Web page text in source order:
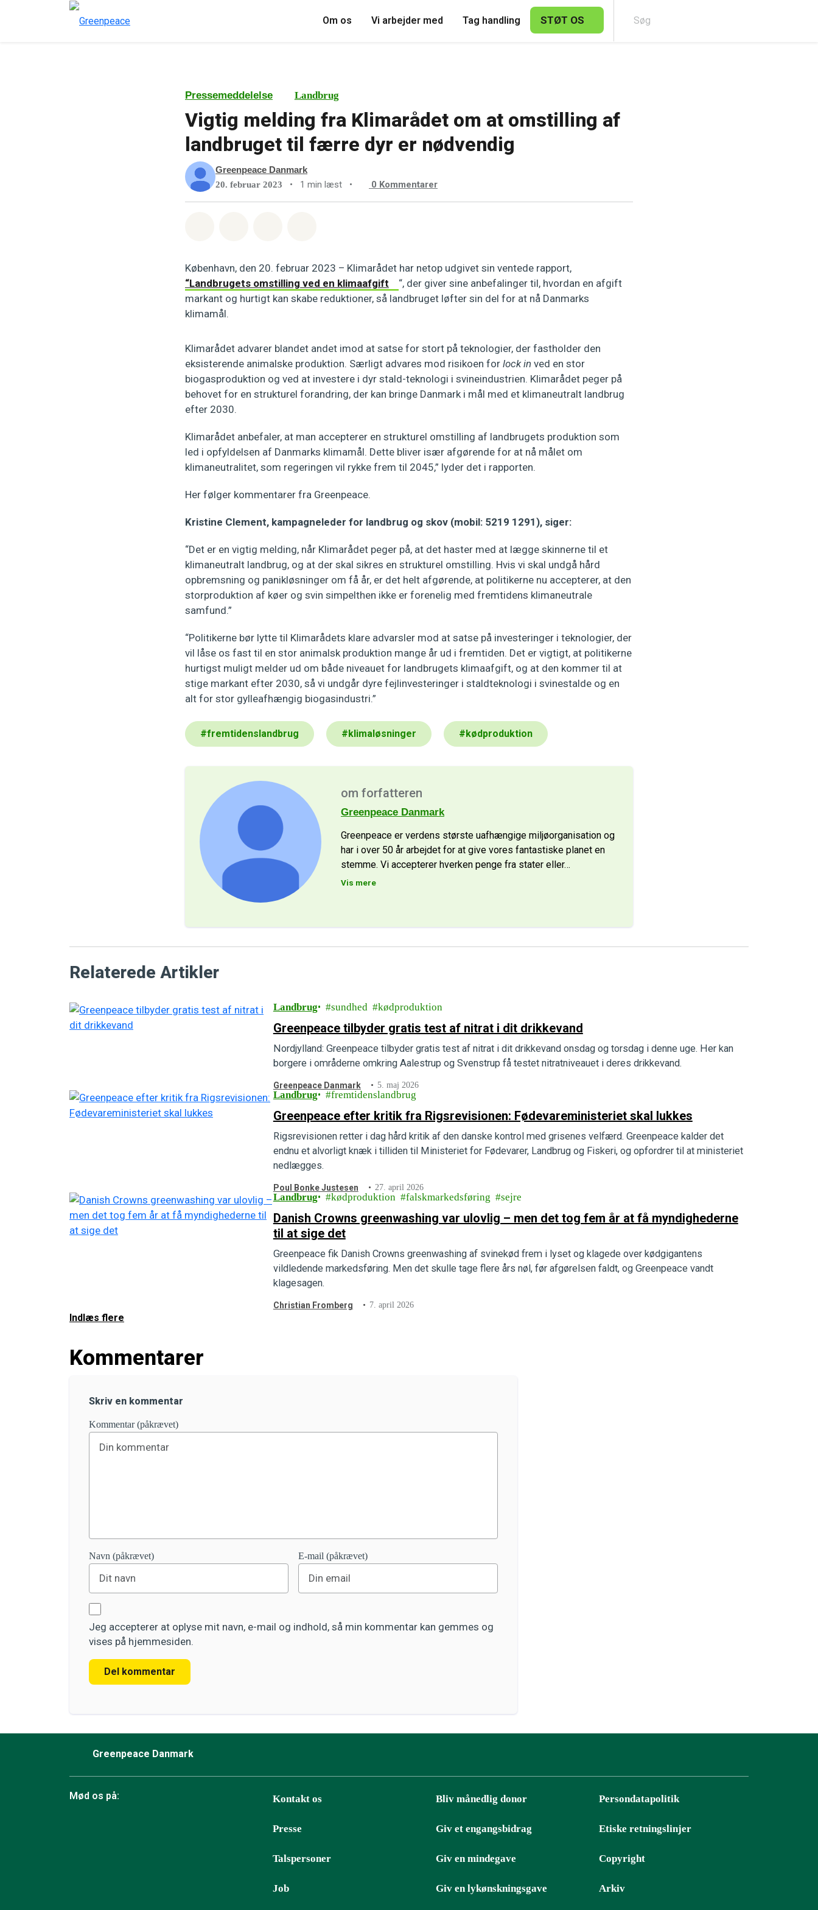
Om os Vi arbejder med Tag handling STØT OS
Pressemeddelelse Landbrug
Vigtig melding fra Klimarådet om at omstilling af
landbruget til færre dyr er nødvendig
Greenpeace Danmark
20. februar 2023 • 1 min læst • 0 Kommentarer
København, den 20. februar 2023 – Klimarådet har netop udgivet sin ventede rapport,
“Landbrugets omstilling ved en klimaafgift
“, der giver sine anbefalinger til, hvordan en afgift
markant og hurtigt kan skabe reduktioner, så landbruget løfter sin del for at nå Danmarks
klimamål.
Klimarådet advarer blandet andet imod at satse for stort på teknologier, der fastholder den
eksisterende animalske produktion. Særligt advares mod risikoen for lock in ved en stor
biogasproduktion og ved at investere i dyr stald-teknologi i svineindustrien. Klimarådet peger på
behovet for en strukturel forandring, der kan bringe Danmark i mål med et klimaneutralt landbrug
efter 2030.
Klimarådet anbefaler, at man accepterer en strukturel omstilling af landbrugets produktion som
led i opfyldelsen af Danmarks klimamål. Dette bliver især afgørende for at nå målet om
klimaneutralitet, som regeringen vil rykke frem til 2045,” lyder det i rapporten.
Her følger kommentarer fra Greenpeace.
Kristine Clement, kampagneleder for landbrug og skov (mobil: 5219 1291), siger:
“Det er en vigtig melding, når Klimarådet peger på, at det haster med at lægge skinnerne til et
klimaneutralt landbrug, og at der skal sikres en strukturel omstilling. Hvis vi skal undgå hård
opbremsning og panikløsninger om få år, er det helt afgørende, at politikerne nu accepterer, at den
storproduktion af køer og svin simpelthen ikke er forenelig med fremtidens klimaneutrale
samfund.”
“Politikerne bør lytte til Klimarådets klare advarsler mod at satse på investeringer i teknologier, der
vil låse os fast til en stor animalsk produktion mange år ud i fremtiden. Det er vigtigt, at politikerne
hurtigst muligt melder ud om både niveauet for landbrugets klimaafgift, og at den kommer til at
stige markant efter 2030, så vi undgår dyre fejlinvesteringer i staldteknologi i svinestalde og en
alt for stor gylleafhængig biogasindustri.”
#fremtidenslandbrug #klimaløsninger #kødproduktion
om forfatteren
Greenpeace Danmark
Greenpeace er verdens største uafhængige miljøorganisation og
har i over 50 år arbejdet for at give vores fantastiske planet en
stemme. Vi accepterer hverken penge fra stater eller…
Vis mere
Relaterede Artikler
Landbrug sundhed kødproduktion
Greenpeace tilbyder gratis test af nitrat i dit drikkevand
Nordjylland: Greenpeace tilbyder gratis test af nitrat i dit drikkevand onsdag og torsdag i denne uge. Her kan
borgere i områderne omkring Aalestrup og Svenstrup få testet nitratniveauet i deres drikkevand.
Greenpeace Danmark 5. maj 2026
Landbrug fremtidenslandbrug
Greenpeace efter kritik fra Rigsrevisionen: Fødevareministeriet skal lukkes
Rigsrevisionen retter i dag hård kritik af den danske kontrol med grisenes velfærd. Greenpeace kalder det
endnu et alvorligt knæk i tilliden til Ministeriet for Fødevarer, Landbrug og Fiskeri, og opfordrer til at ministeriet
nedlægges.
Poul Bonke Justesen 27. april 2026
Landbrug kødproduktion falskmarkedsføring sejre
Danish Crowns greenwashing var ulovlig – men det tog fem år at få myndighederne
til at sige det
Greenpeace fik Danish Crowns greenwashing af svinekød frem i lyset og klagede over kødgigantens
vildledende markedsføring. Men det skulle tage flere års nøl, før afgørelsen faldt, og Greenpeace vandt
klagesagen.
Christian Fromberg 7. april 2026
Indlæs flere
Kommentarer
Skriv en kommentar
Kommentar (påkrævet)
Navn (påkrævet) E-mail (påkrævet)
Jeg accepterer at oplyse mit navn, e-mail og indhold, så min kommentar kan gemmes og
vises på hjemmesiden.
Del kommentar
Greenpeace Danmark
Mød os på: Kontakt os
Presse
Talspersoner
Job
Bliv månedlig donor
Giv et engangsbidrag
Giv en mindegave
Giv en lykønskningsgave
Persondatapolitik
Etiske retningslinjer
Copyright
Arkiv